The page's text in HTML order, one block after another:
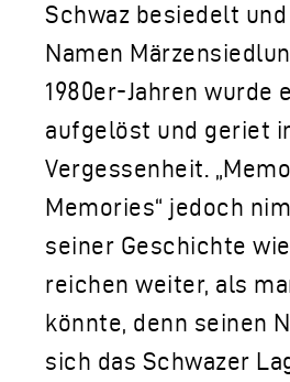
Schwaz besiedelt
Namen
1980er-Jahren wurde
aufgelöst und geriet
Vergessenheit.
Memories“ jedoch
seiner Geschichte
reichen weiter, als
könnte, denn seinen
sich das Schwazer